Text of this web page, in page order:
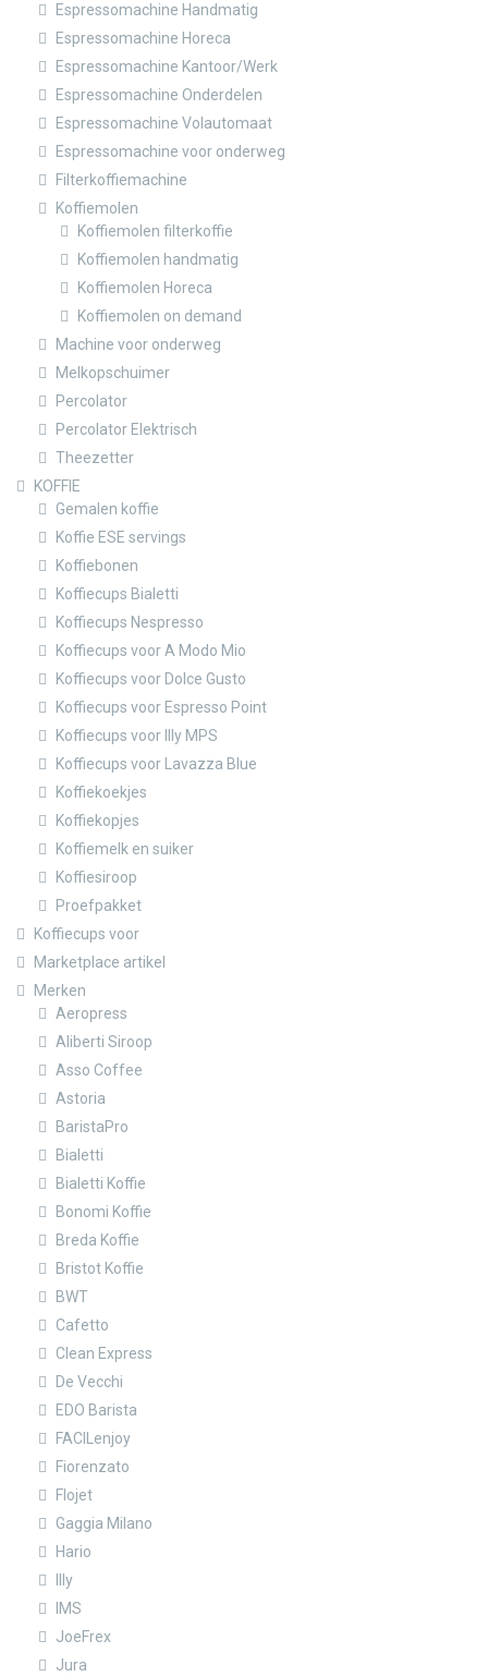
Espressomachine Handmatig
Espressomachine Horeca
Espressomachine Kantoor/Werk
Espressomachine Onderdelen
Espressomachine Volautomaat
Espressomachine voor onderweg
Filterkoffiemachine
Koffiemolen
Koffiemolen filterkoffie
Koffiemolen handmatig
Koffiemolen Horeca
Koffiemolen on demand
Machine voor onderweg
Melkopschuimer
Percolator
Percolator Elektrisch
Theezetter
KOFFIE
Gemalen koffie
Koffie ESE servings
Koffiebonen
Koffiecups Bialetti
Koffiecups Nespresso
Koffiecups voor A Modo Mio
Koffiecups voor Dolce Gusto
Koffiecups voor Espresso Point
Koffiecups voor Illy MPS
Koffiecups voor Lavazza Blue
Koffiekoekjes
Koffiekopjes
Koffiemelk en suiker
Koffiesiroop
Proefpakket
Koffiecups voor
Marketplace artikel
Merken
Aeropress
Aliberti Siroop
Asso Coffee
Astoria
BaristaPro
Bialetti
Bialetti Koffie
Bonomi Koffie
Breda Koffie
Bristot Koffie
BWT
Cafetto
Clean Express
De Vecchi
EDO Barista
FACILenjoy
Fiorenzato
Flojet
Gaggia Milano
Hario
Illy
IMS
JoeFrex
Jura